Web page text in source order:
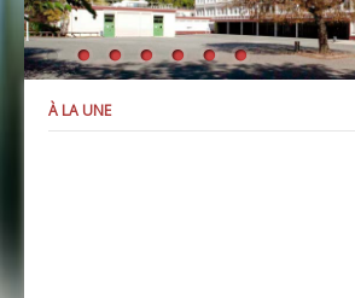
À LA UNE